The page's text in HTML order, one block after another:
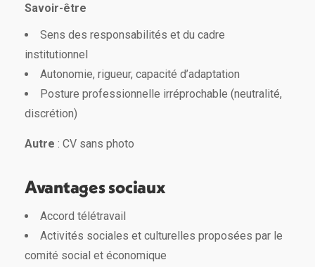
Savoir-être
Sens des responsabilités et du cadre
institutionnel
Autonomie, rigueur, capacité d’adaptation
Posture professionnelle irréprochable (neutralité,
discrétion)
Autre : CV sans photo
Avantages sociaux
Accord télétravail
Activités sociales et culturelles proposées par le
comité social et économique